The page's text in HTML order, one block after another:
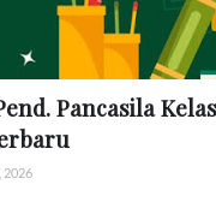
Pancasila
2026